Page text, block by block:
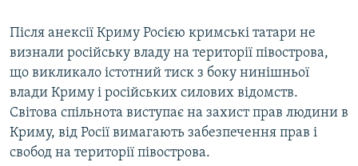
Після анексії Криму Росією кримські татари не
визнали російську владу на території півострова,
що викликало істотний тиск з боку нинішньої
влади Криму і російських силових відомств.
Світова спільнота виступає на захист прав людини в
Криму, від Росії вимагають забезпечення прав і
свобод на території півострова.